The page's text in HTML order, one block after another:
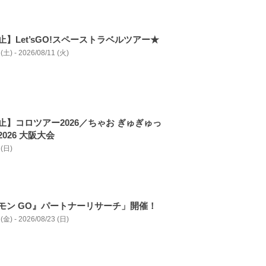
】Let’sGO!スペーストラベルツアー★
土) - 2026/08/11 (火)
】コロツアー2026／ちゃお ぎゅぎゅっ
大阪大会
日)
ン GO』パートナーリサーチ」開催！
金) - 2026/08/23 (日)